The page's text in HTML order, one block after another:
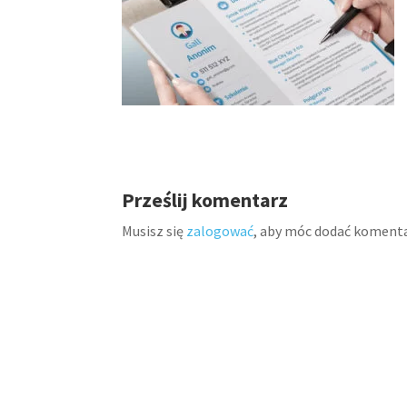
Prześlij komentarz
Musisz się zalogować, aby móc dodać